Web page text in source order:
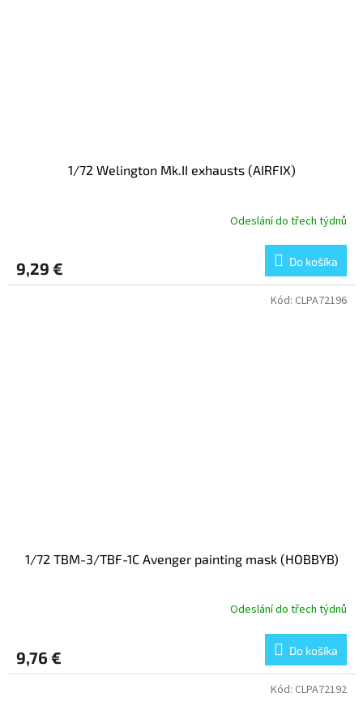
1/72 Welington Mk.II exhausts (AIRFIX)
Odeslání do třech týdnů
9,29 € Do košíka
1/72 TBM-3/TBF-1C Avenger painting mask (HOBBYB)
Odeslání do třech týdnů
9,76 € Do košíka
Kód: CLPA72196
Kód: CLPA72192